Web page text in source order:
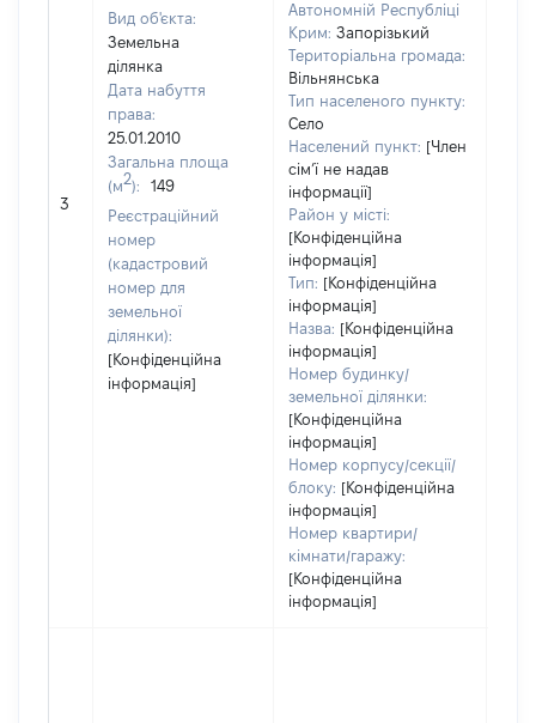
3
Вид об'єкта:
Земельна
ділянка
Дата набуття
права:
25.01.2010
Загальна площа
(м2):
149
Реєстраційний
номер
(кадастровий
номер для
земельної
ділянки):
[Конфіденційна
інформація]
Автономній Республіці
Крим: Запорізький
Територіальна громада:
Вільнянська
Тип населеного пункту:
Село
Населений пункт: [Член
сімʼї не надав
інформації]
Район у місті:
[Конфіденційна
інформація]
Тип: [Конфіденційна
інформація]
Назва: [Конфіденційна
інформація]
Номер будинку/
земельної ділянки:
[Конфіденційна
інформація]
Номер корпусу/секції/
блоку: [Конфіденційна
інформація]
Номер квартири/
кімнати/гаражу:
[Конфіденційна
інформація]